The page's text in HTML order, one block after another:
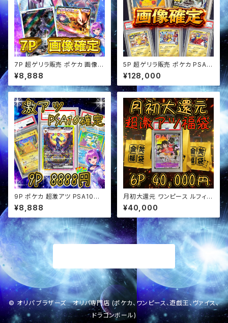
7P 超ゲリラ販売 ポケカ 画像確
定 オリパ
¥8,888
5P 超ゲリラ販売 ポケカ PSA1
0画像確定 オリパ
¥128,000
9P ポケカ 超激アツ PSA10確
定 オリパ
¥8,888
月初大還元 ワンピース ルフィ確
定 超アド確定福袋 オリパ
¥40,000
© オリパ ブラザーズ オリパ専門店 (ポケカ、ワンピース、遊戯王、ヴァイス、
ドラゴンボール)